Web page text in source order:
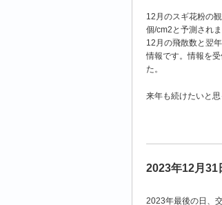
12月のスギ花粉の
個/cm2と予測され
12月の飛散数と翌
情報です。情報を
た。
来年も続けたいと
2023年12月31
2023年最後の日、